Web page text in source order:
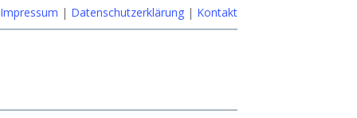
Impressum | Datenschutzerklärung | Kontakt